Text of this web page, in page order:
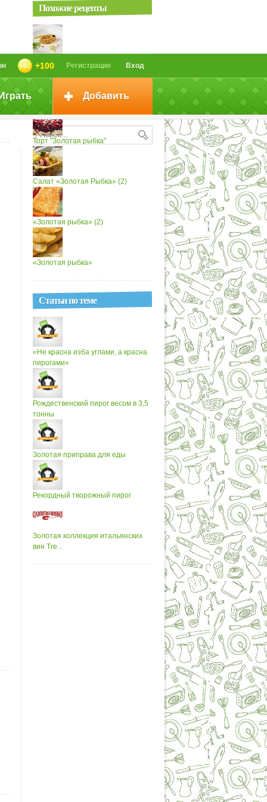
Вход
Регистрация
+100
Добавить
Похожие рецепты
Салат «Золотая рыбка»
Торт "Золотая рыбка"
Салат «Золотая Рыбка» (2)
«Золотая рыбка» (2)
«Золотая рыбка»
Статьи по теме
«Не красна изба углами, а красна
пирогами»
Рождественский пирог весом в 3,5
тонны
Золотая приправа для еды
Рекордный творожный пирог
Золотая коллекция итальянских
вин Tre...